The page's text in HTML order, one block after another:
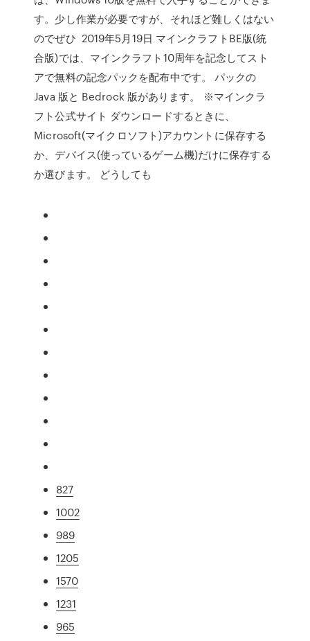
す。少し作業が必要ですが、それほど難しくはない
のでぜひ 2019年5月19日 マインクラフトBE版(統
合版)では、マインクラフト10周年を記念してスト
アで無料の記念パックを配布中です。 パックの
Java 版と Bedrock 版があります。 ※マインクラ
フト公式サイト ダウンロードするときに、
Microsoft(マイクロソフト)アカウントに保存する
か、デバイス(使っているゲーム機)だけに保存する
か選びます。 どうしても
827
1002
989
1205
1570
1231
965